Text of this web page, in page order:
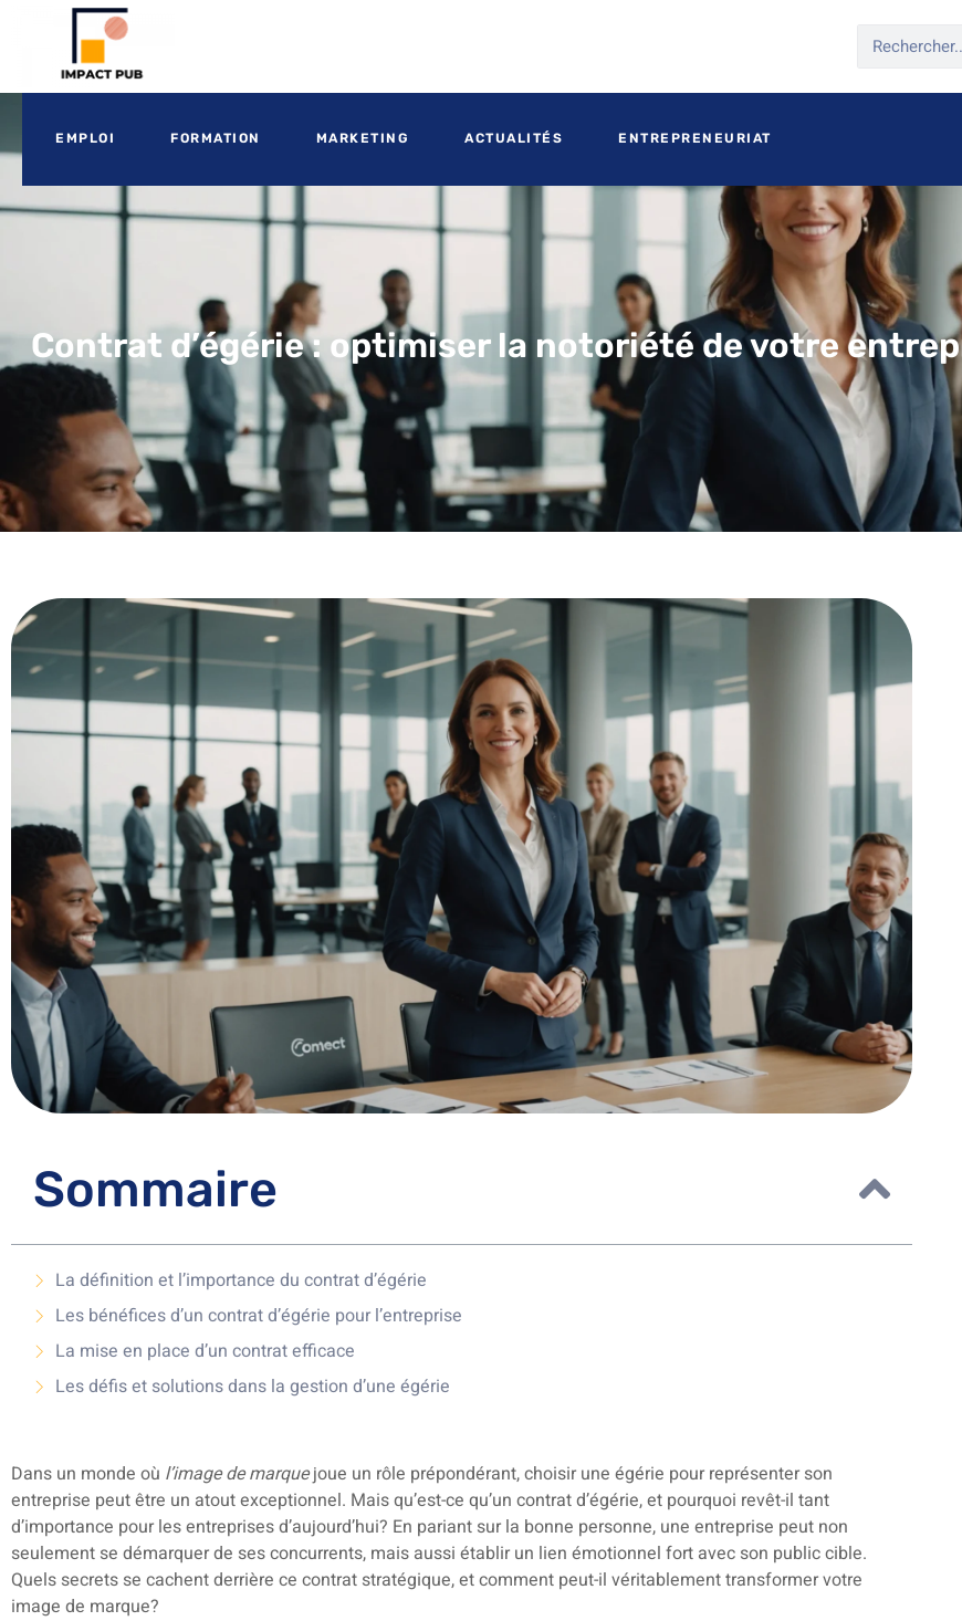
EMPLOI FORMATION MARKETING ACTUALITÉS ENTREPRENEURIAT
Contrat d’égérie : optimiser la notoriété de votre
Sommaire
La définition et l’importance du contrat d’égérie
Les bénéfices d’un contrat d’égérie pour l’entreprise
La mise en place d’un contrat efficace
Les défis et solutions dans la gestion d’une égérie
Dans un monde où l’image de marquejoue un rôle prépondérant, choisir une égérie pour représenter son
entreprise peut être un atout exceptionnel. Mais qu’est-ce qu’un contrat d’égérie, et pourquoi revêt-il tant
d’importance pour les entreprises d’aujourd’hui? En pariant sur la bonne personne, une entreprise peut non
seulement se démarquer de ses concurrents, mais aussi établir un lien émotionnel fort avec son public cible.
Quels secrets se cachent derrière ce contrat stratégique, et comment peut-il véritablement transformer votre
image de marque?